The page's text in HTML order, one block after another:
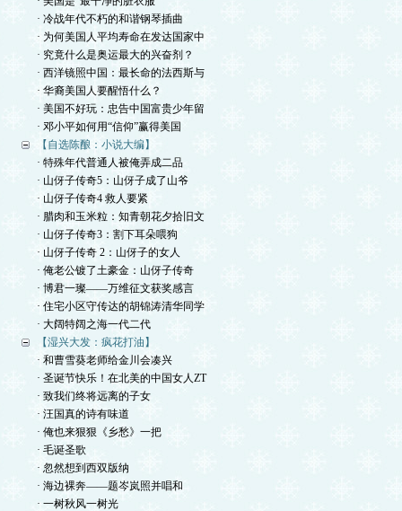
· 冷战年代不朽的和谐钢琴插曲
· 为何美国人平均寿命在发达国家中
· 究竟什么是奥运最大的兴奋剂？
· 西洋镜照中国：最长命的法西斯与
· 华裔美国人要醒悟什么？
· 美国不好玩：忠告中国富贵少年留
· 邓小平如何用“信仰”赢得美国
【自选陈酿：小说大编】
· 特殊年代普通人被俺弄成二品
· 山伢子传奇5：山伢子成了山爷
· 山伢子传奇4 救人要紧
· 腊肉和玉米粒：知青朝花夕拾旧文
· 山伢子传奇3：割下耳朵喂狗
· 山伢子传奇 2：山伢子的女人
· 俺老公镀了土豪金：山伢子传奇
· 博君一璨——万维征文获奖感言
· 住宅小区守传达的胡锦涛清华同学
· 大阔特阔之海一代二代
【湿兴大发：疯花打油】
· 和曹雪葵老师给金川会凑兴
· 圣诞节快乐！在北美的中国女人ZT
· 致我们终将远离的子女
· 汪国真的诗有味道
· 俺也来狠狠《乡愁》一把
· 毛诞圣歌
· 忽然想到西双版纳
· 海边裸奔——题岑岚照并唱和
· 一树秋风一树光